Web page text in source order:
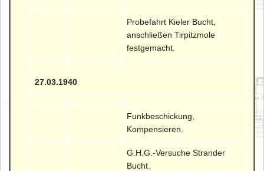
Probefahrt Kieler Bucht,
anschließen Tirpitzmole
festgemacht.
27.03.1940
Funkbeschickung,
Kompensieren.
G.H.G.-Versuche Strander
Bucht.